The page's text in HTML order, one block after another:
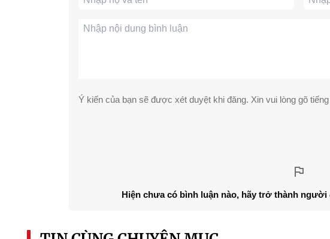
Ý kiến của bạn sẽ được xét duyệt khi đăng. Xin vui lòng gõ
Hiện chưa có bình luận nào, hãy trở thành